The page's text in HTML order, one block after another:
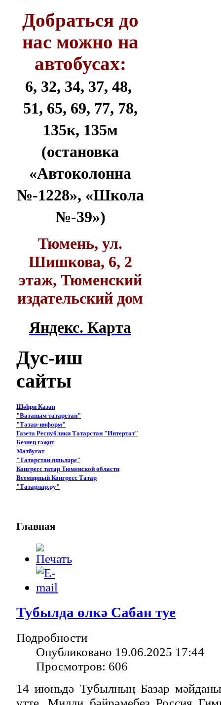
Добраться до
нас можно на
автобусах:
6, 32, 34, 37, 48,
51, 65, 69, 77, 78,
135к, 135м
(остановка
«Автоколонна
№-1228», «Школа
№-39»)
Тюмень, ул.
Шишкова, 6, 2
этаж, Тюменский
издательский дом
Яндекс. Карта
Дус-иш
сайты
Шәһри Казан
"Ватаным татарстан"
"Татар-информ"
Газета Республики Татарстан "Интертат"
Безнең гәҗит
Матбугат
"Татарстан яшьләре"
Конгресс татар Тюменской области
Всемирный Конгресс Татар
"Татарлар.ру"
Главная
Тубылда өлкә Сабан туе
Подробности
Опубликовано 19.06.2025 17:44
Просмотров: 606
14 июньдә Тубылның Базар